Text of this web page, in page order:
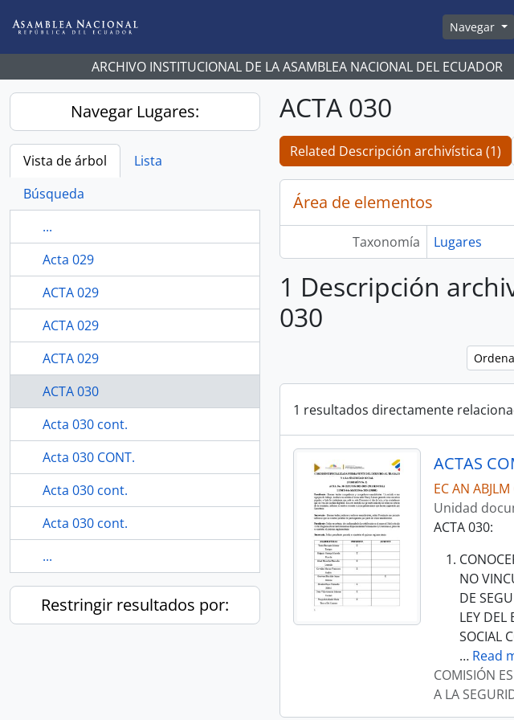
Navegar
ARCHIVO INSTITUCIONAL DE LA ASAMBLEA NACIONAL DEL ECUADOR
Navegar Lugares:
Vista de árbol
Lista
Búsqueda
...
Acta 029
ACTA 029
ACTA 029
ACTA 029
ACTA 030
Acta 030 cont.
Acta 030 CONT.
Acta 030 cont.
Acta 030 cont.
...
Restringir resultados por:
ACTA 030
Related Descripción archivística (1)
Área de elementos
Taxonomía Lugares
1 Descripción
030
1 resultados directamente
EC AN
Unidad
ACTA 030:
NO
DE
LEY DEL
SOCIAL
… Read
COMISIÓN
A LA